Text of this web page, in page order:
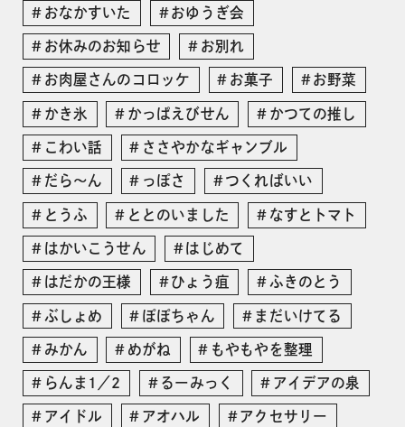
おなかすいた おゆうぎ会
お休みのお知らせ お別れ
お肉屋さんのコロッケ お菓子 お野菜
かき氷 かっぱえびせん かつての推し
こわい話 ささやかなギャンブル
だら〜ん っぽさ つくればいい
とうふ ととのいました なすとトマト
はかいこうせん はじめて
はだかの王様 ひょう疽 ふきのとう
ぶしょめ ぽぽちゃん まだいけてる
みかん めがね もやもやを整理
らんま1／2 るーみっく アイデアの泉
アイドル アオハル アクセサリー